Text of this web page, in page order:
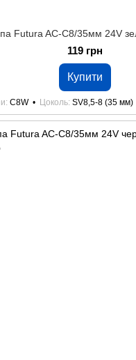
Futura AC-C8/35мм 24V
119 грн
Купити
C8W Цоколь SV8,5-8 (35 мм)